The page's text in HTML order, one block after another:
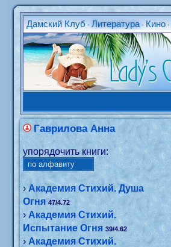
Дамский Клуб •Литература • Кино •
Гаврилова Анна
упорядочить книги:
›Академия Стихий. Душа
Огня 47/4.72
›Академия Стихий.
Испытание Огня 39/4.62
›Академия Стихий.